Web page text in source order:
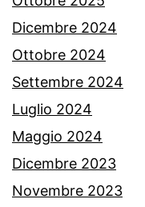
Dicembre 2024
Ottobre 2024
Settembre 2024
Luglio 2024
Maggio 2024
Dicembre 2023
Novembre 2023